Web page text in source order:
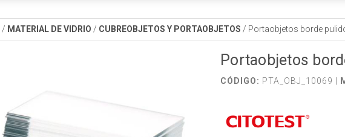
/ MATERIAL DE VIDRIO / CUBREOBJETOS Y PORTAOBJETOS / Portaobjetos borde
Portaobjetos
CÓDIGO: PTA_OBJ_10069 |